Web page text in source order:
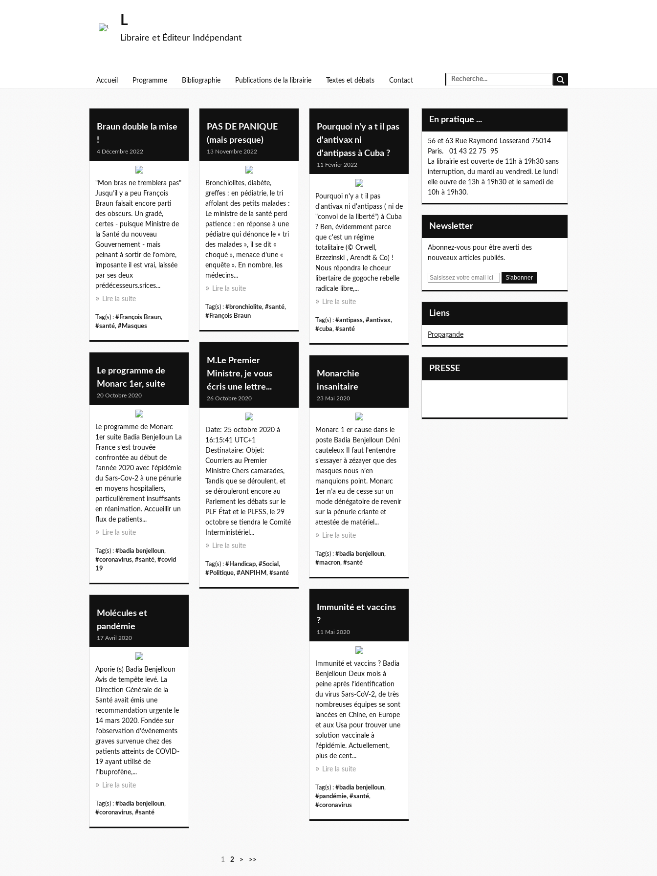
L
Libraire et Éditeur Indépendant
Accueil Programme Bibliographie Publications de la librairie Textes et débats Contact
sante
Braun double la mise
!
4 Décembre 2022
"Mon bras ne tremblera pas"
Jusqu’il y a peu François
Braun faisait encore parti
des obscurs. Un gradé,
certes - puisque Ministre de
la Santé du nouveau
Gouvernement - mais
peinant à sortir de l’ombre,
imposante il est vrai, laissée
par ses deux
prédécesseurs.srices...
Lire la suite
Tag(s) : #François Braun,
#santé, #Masques
PAS DE PANIQUE
(mais presque)
13 Novembre 2022
Bronchiolites, diabète,
greffes : en pédiatrie, le tri
affolant des petits malades :
Le ministre de la santé perd
patience : en réponse à une
pédiatre qui dénonce le « tri
des malades », il se dit «
choqué », menace d’une «
enquête ». En nombre, les
médecins...
Lire la suite
Tag(s) : #bronchiolite, #santé,
#François Braun
Pourquoi n'y a t il pas
d'antivax ni
d'antipass à Cuba ?
11 Février 2022
Pourquoi n'y a t il pas
d'antivax ni d'antipass ( ni de
"convoi de la liberté") à Cuba
? Ben, évidemment parce
que c'est un régime
totalitaire (© Orwell,
Brzezinski , Arendt & Co) !
Nous répondra le choeur
libertaire de gogoche rebelle
radicale libre,...
Lire la suite
Tag(s) : #antipass, #antivax,
#cuba, #santé
M.Le Premier
Ministre, je vous
écris une lettre...
26 Octobre 2020
Date: 25 octobre 2020 à
16:15:41 UTC+1
Destinataire: Objet:
Courriers au Premier
Ministre Chers camarades,
Tandis que se déroulent, et
se dérouleront encore au
Parlement les débats sur le
PLF État et le PLFSS, le 29
octobre se tiendra le Comité
Interministériel...
Lire la suite
Tag(s) : #Handicap, #Social ,
#Politique, #ANPIHM, #santé
Le programme de
Monarc 1er, suite
20 Octobre 2020
Le programme de Monarc
1er suite Badia Benjelloun La
France s’est trouvée
confrontée au début de
l’année 2020 avec l’épidémie
du Sars-Cov-2 à une pénurie
en moyens hospitaliers,
particulièrement insuffisants
en réanimation. Accueillir un
flux de patients...
Lire la suite
Tag(s) : #badia benjelloun,
#coronavirus, #santé, #covid
19
Monarchie
insanitaire
23 Mai 2020
Monarc 1 er cause dans le
poste Badia Benjelloun Déni
cauteleux Il faut l’entendre
s’essayer à zézayer que des
masques nous n’en
manquions point. Monarc
1er n’a eu de cesse sur un
mode dénégatoire de revenir
sur la pénurie criante et
attestée de matériel...
Lire la suite
Tag(s) : #badia benjelloun,
#macron, #santé
Immunité et vaccins
?
11 Mai 2020
Immunité et vaccins ? Badia
Benjelloun Deux mois à
peine après l’identification
du virus Sars-CoV-2, de très
nombreuses équipes se sont
lancées en Chine, en Europe
et aux Usa pour trouver une
solution vaccinale à
l’épidémie. Actuellement,
plus de cent...
Lire la suite
Tag(s) : #badia benjelloun,
#pandémie, #santé,
#coronavirus
Molécules et
pandémie
17 Avril 2020
Aporie (s) Badia Benjelloun
Avis de tempête levé. La
Direction Générale de la
Santé avait émis une
recommandation urgente le
14 mars 2020. Fondée sur
l’observation d’évènements
graves survenue chez des
patients atteints de COVID-
19 ayant utilisé de
l’ibuprofène,...
Lire la suite
Tag(s) : #badia benjelloun,
#coronavirus, #santé
1 2 > >>
En pratique ...
56 et 63 Rue Raymond Losserand 75014
Paris. 01 43 22 75 95
La librairie est ouverte de 11h à 19h30 sans
interruption, du mardi au vendredi. Le lundi
elle ouvre de 13h à 19h30 et le samedi de
10h à 19h30.
Newsletter
Abonnez-vous pour être averti des
nouveaux articles publiés.
E
Liens
Propagande
PRESSE